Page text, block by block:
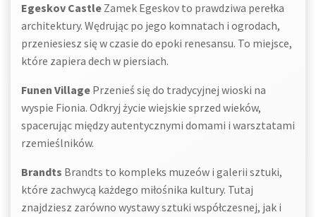
Egeskov Castle Zamek Egeskov to prawdziwa perełka
architektury. Wędrując po jego komnatach i ogrodach,
przeniesiesz się w czasie do epoki renesansu. To miejsce,
które zapiera dech w piersiach.
Funen Village Przenieś się do tradycyjnej wioski na
wyspie Fionia. Odkryj życie wiejskie sprzed wieków,
spacerując między autentycznymi domami i warsztatami
rzemieślników.
Brandts Brandts to kompleks muzeów i galerii sztuki,
które zachwycą każdego miłośnika kultury. Tutaj
znajdziesz zarówno wystawy sztuki współczesnej, jak i